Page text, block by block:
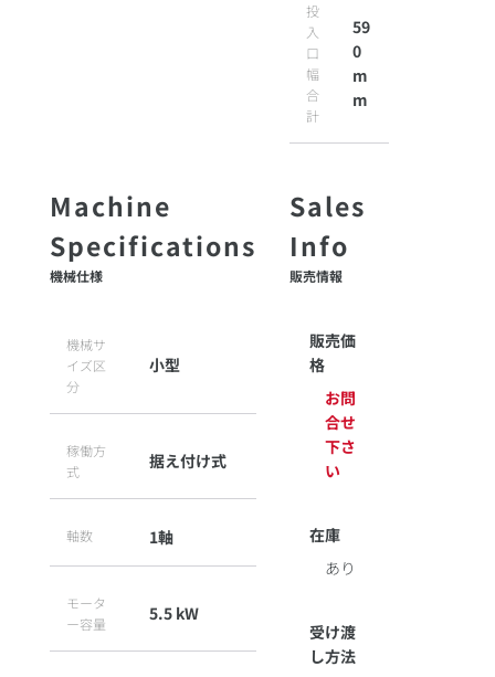
機械仕様
機械サ
イズ区
分
小型
稼働方
式
据え付け式
軸数 1軸
モータ
ー容量
5.5 kW
投
入
口
幅
合
計
59
0
m
m
販売情報
販売価
格
お問
合せ
下さ
い
在庫
あり
受け渡
し方法